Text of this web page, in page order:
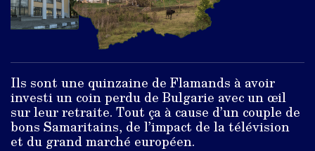
Ils sont une quinzaine de Flamands à avoir
investi un coin perdu de Bulgarie avec un œil
sur leur retraite. Tout ça à cause d’un couple de
bons Samaritains, de l’impact de la télévision
et du grand marché européen.